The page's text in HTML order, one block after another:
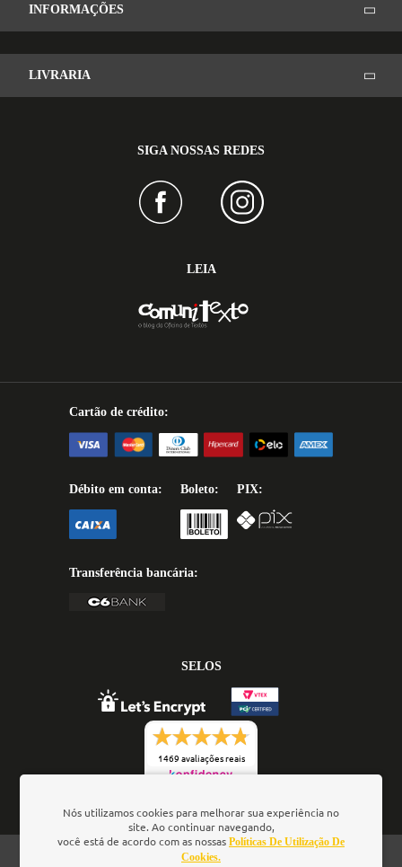
INFORMAÇÕES
LIVRARIA
SIGA NOSSAS REDES
LEIA
Cartão de crédito:
Débito em conta: Boleto: PIX:
Transferência bancária:
SELOS
1469 avaliações reais
Oficina de Textos - Rua da Consolação, 323 - Loja 28 -
Nós utilizamos cookies para melhorar sua experiência no
site. Ao continuar navegando,
você está de acordo com as nossas Políticas De Utilização De
Cookies.